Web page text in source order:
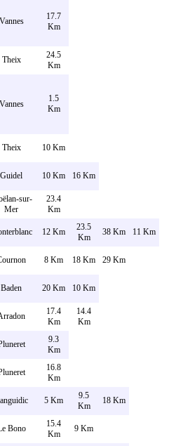
Vannes
17.7
Km
Theix
24.5
Km
Vannes
1.5
Km
Theix 10 Km
Guidel 10 Km 16 Km
sur-
Mer
23.4
Km
12 Km
23.5
Km
38 Km 11 Km
8 Km 18 Km 29 Km
Baden 20 Km 10 Km
17.4
Km
14.4
Km
9.3
Km
16.8
Km
5 Km
9.5
Km
18 Km
Bono
15.4
Km
9 Km